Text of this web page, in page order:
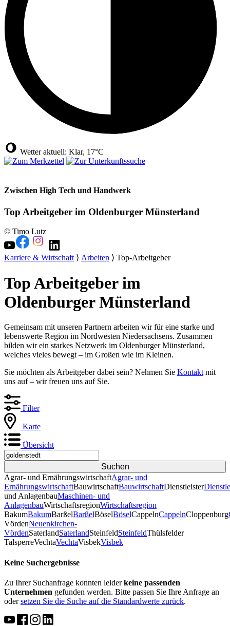
Wetter aktuell: Klar, 17°C
Zwischen High Tech und Handwerk
Top Arbeitgeber im Oldenburger Münsterland
© Timo Lutz
Karriere & Wirtschaft⟩ Arbeiten ⟩ Top-Arbeitgeber
Top Arbeitgeber im
Oldenburger Münsterland
Gemeinsam mit unseren Partnern arbeiten wir für eine starke und
lebenswerte Region im Nordwesten Niedersachsens. Zusammen
bilden wir ein starkes Netzwerk im Oldenburger Münsterland,
welches vieles bewegt – im Großen wie im Kleinen.
Sie möchten als Arbeitgeber dabei sein? Nehmen Sie Kontakt mit
uns auf – wir freuen uns auf Sie.
Filter
Karte
Übersicht
Agrar- und ErnährungswirtschaftAgrar- und
ErnährungswirtschaftBauwirtschaftBauwirtschaftDienstleister
und AnlagenbauMaschinen- und
AnlagenbauWirtschaftsregionWirtschaftsregion
BakumBakumBarßelBarßelBöselBöselCappelnCappelnCloppenburg
VördenNeuenkirchen-
VördenSaterlandSaterlandSteinfeldSteinfeldThülsfelder
TalsperreVechtaVechtaVisbekVisbek
Keine Suchergebnisse
Zu Ihrer Suchanfrage konnten leiderkeine passenden
Unternehmen gefunden werden. Bitte passen Sie Ihre Anfrage an
odersetzen Sie die Suche auf die Standardwerte zurück.